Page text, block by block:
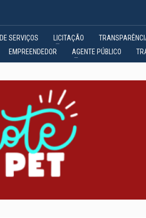
SERVIÇOS LICITAÇÃO
EMPREENDEDOR AGENTE PÚBLICO